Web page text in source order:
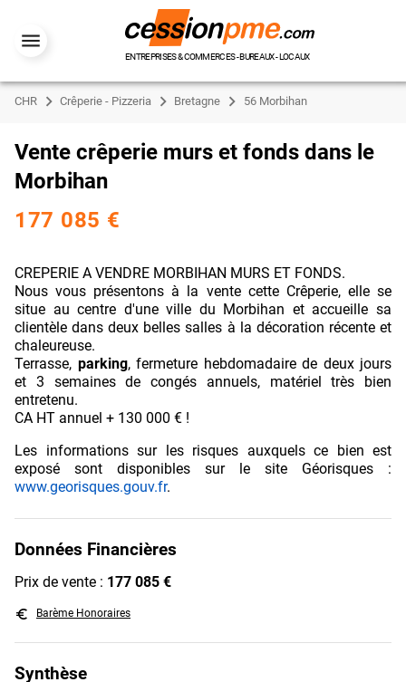
ENTREPRISES & COMMERCES - BUREAUX - LOCAUX
CHR Crêperie - Pizzeria Bretagne 56 Morbihan
Vente crêperie murs et fonds dans le
Morbihan
177 085 €
CREPERIE A VENDRE MORBIHAN MURS ET FONDS.
Nous vous présentons à la vente cette Crêperie, elle se
situe au centre d'une ville du Morbihan et accueille sa
clientèle dans deux belles salles à la décoration récente et
chaleureuse.
Terrasse, parking, fermeture hebdomadaire de deux jours
et 3 semaines de congés annuels, matériel très bien
entretenu.
CA HT annuel + 130 000 € !
Les informations sur les risques auxquels ce bien est
exposé sont disponibles sur le site Géorisques :
www.georisques.gouv.fr.
Données Financières
Prix de vente : 177 085 €
euro_symbol Barème Honoraires
Synthèse